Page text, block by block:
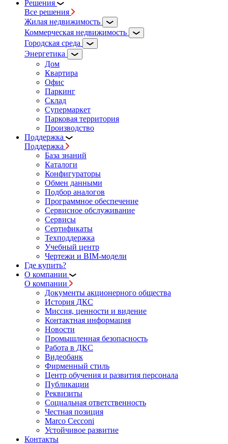
Решения
Все решения
Жилая недвижимость
Коммерческая недвижимость
Городская среда
Энергетика
Дом
Квартира
Офис
Паркинг
Склад
Супермаркет
Парковая территория
Производство
Поддержка
Поддержка
База знаний
Каталоги
Конфигураторы
Обмен данными
Подбор аналогов
Программное обеспечение
Сервисное обслуживание
Сервисы
Сертификаты
Техподдержка
Учебный центр
Чертежи и BIM-модели
Где купить?
О компании
О компании
Документы акционерного общества
История ДКС
Миссия, ценности и видение
Контактная информация
Новости
Промышленная безопасность
Работа в ДКС
Видеобанк
Фирменный стиль
Центр обучения и развития персонала
Публикации
Реквизиты
Социальная ответственность
Честная позиция
Marco Cecconi
Устойчивое развитие
Контакты